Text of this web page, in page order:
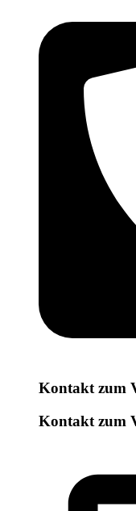
Kontakt zum
Kontakt zum